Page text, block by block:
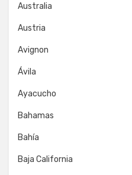
Australia
Austria
Avignon
Ávila
Ayacucho
Bahamas
Bahía
Baja California